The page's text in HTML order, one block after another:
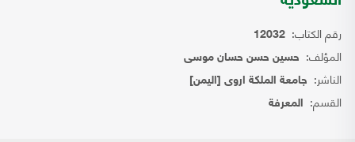
رقم الكتاب: 12032
المؤلف: حسين حسن حسان موسى
الناشر: جامعة الملكة اروى [اليمن]
القسم: المعرفة